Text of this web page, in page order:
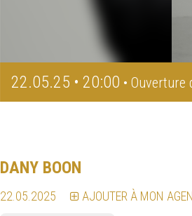
22.05.25 • 20:00 • Ouverture
DANY BOON
22.05.2025 AJOUTER À MON